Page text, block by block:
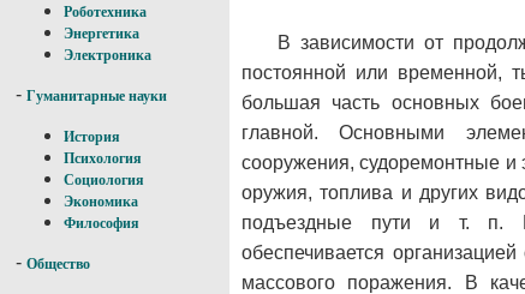
Роботехника
Энергетика
Электроника
- Гуманитарные науки
История
Психология
Социология
Экономика
Философия
- Общество
В зависимости от
постоянной или временной,
большая часть основных
главной. Основными
сооружения, судоремонтные и
оружия, топлива и других
подъездные пути и т. п.
обеспечивается
массового поражения. В